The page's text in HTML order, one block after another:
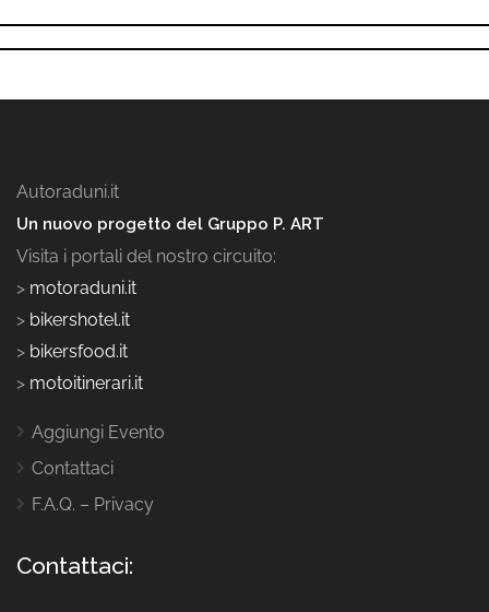
Autoraduni.it
Un nuovo progetto del Gruppo P. ART
Visita i portali del nostro circuito:
> motoraduni.it
> bikershotel.it
> bikersfood.it
> motoitinerari.it
Aggiungi Evento
Contattaci
F.A.Q. – Privacy
Contattaci: